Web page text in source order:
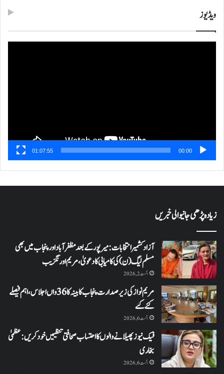
ویڈیوز
00:00
01:07:55
زیادہ پڑھی جانیوالی خبریں
آزاد کشمیر انتخابات: میرپور کے بعد مظفرآباد اور پنجاب میں بھی
مسلم لیگ (ن) کی کامیابی کا دعویٰ، مریم اورنگزیب
اگست 2, 2026
مریم نواز کی زیر صدارت پنجاب کابینہ کا 36واں اجلاس،اہم فیصلے
کئے گئے
اگست 6, 2026
فیک نیوز پھیلانے والوں کا احتساب صحافتی تنظیمیں خود کریں: عظمیٰ
بخاری
اگست 6, 2026